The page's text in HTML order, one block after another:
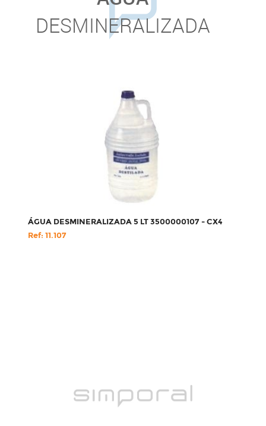
DESMINERALIZADA
ÁGUA DESMINERALIZADA 5 LT 3500000107 - CX4
Ref: 11.107